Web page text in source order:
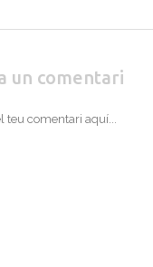
un comentari